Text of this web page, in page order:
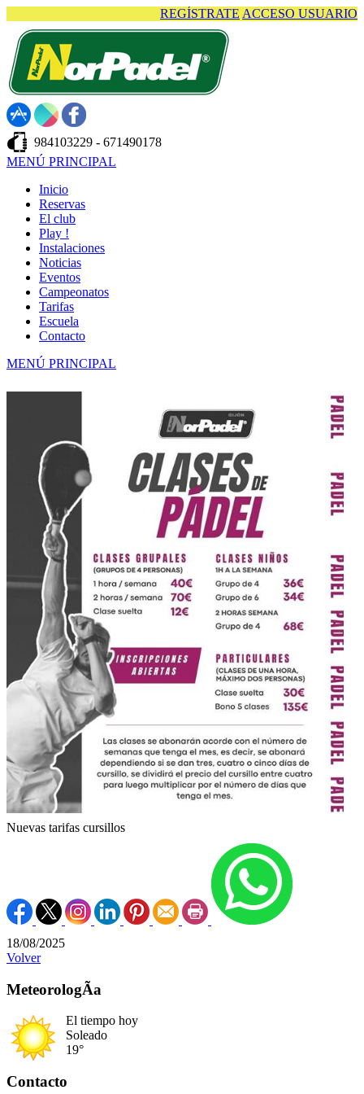
REGÍSTRATE ACCESO USUARIO
984103229 - 671490178
MENÚ PRINCIPAL
Inicio
Reservas
El club
Play !
Instalaciones
Noticias
Eventos
Campeonatos
Tarifas
Escuela
Contacto
MENÚ PRINCIPAL
Nuevas tarifas cursillos
18/08/2025
Volver
MeteorologÃ­a
El tiempo hoy
Soleado
19°
Contacto